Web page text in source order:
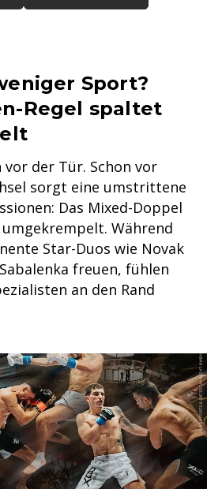
Sport?
Regel spaltet
vor der Tür. Schon vor
sorgt eine umstrittene
Das Mixed-Doppel
Während
Star-Duos wie Novak
freuen, fühlen
an den Rand